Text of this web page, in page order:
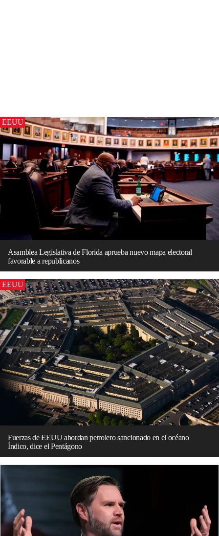
EEUU
Asamblea Legislativa de Florida aprueba nuevo mapa electoral
favorable a republicanos
EEUU
Fuerzas de EEUU abordan petrolero sancionado en el océano
Índico, dice el Pentágono